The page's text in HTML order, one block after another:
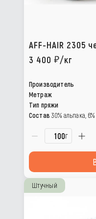
AFF-HAIR 2305
3 400
/кг
Производитель
Метраж
Тип пряжи
Состав 30% альпака,
г
Штучный